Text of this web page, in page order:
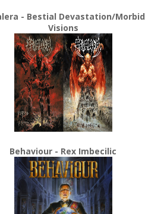
- Bestial Devastation/Morbid
Visions
Behaviour - Rex Imbecilic